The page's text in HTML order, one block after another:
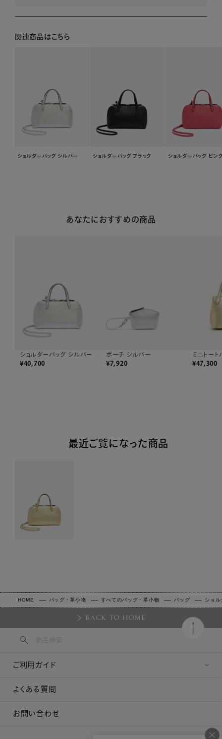
関連商品はこちら
ショルダーバッグ シルバー ショルダーバッグ ブラック ショルダーバッグ ピン
あなたにおすすめの商品
ショルダーバッグ シルバー
¥40,700
ポーチ シルバー
¥7,920
ミニトー
¥47,300
最近ご覧になった商品
HOME バッグ・革小物 すべてのバッグ・革小物 バッグ ショル
BACK TO HOME
ご利用ガイド
よくある質問
お問い合わせ